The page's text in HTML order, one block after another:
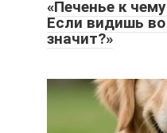
«Печенье к
Если видишь
значит?»